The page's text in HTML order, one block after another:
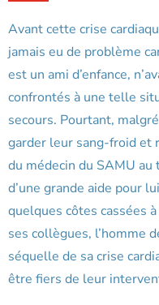
Avant cette crise
jamais eu de problème
est un ami d’enfance,
confrontés à une telle
secours. Pourtant,
garder leur sang-froid et
du médecin du SAMU
d’une grande aide pour
quelques côtes cassées
ses collègues, l’homme
séquelle de sa crise
être fiers de leur